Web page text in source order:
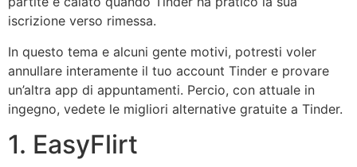
iscrizione verso rimessa.
In questo tema e alcuni gente motivi, potresti voler
annullare interamente il tuo account Tinder e provare
un’altra app di appuntamenti. Percio, con attuale in
ingegno, vedete le migliori alternative gratuite a Tinder.
1. EasyFlirt